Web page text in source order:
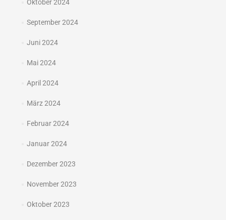
Oktober 2024
September 2024
Juni 2024
Mai 2024
April 2024
März 2024
Februar 2024
Januar 2024
Dezember 2023
November 2023
Oktober 2023